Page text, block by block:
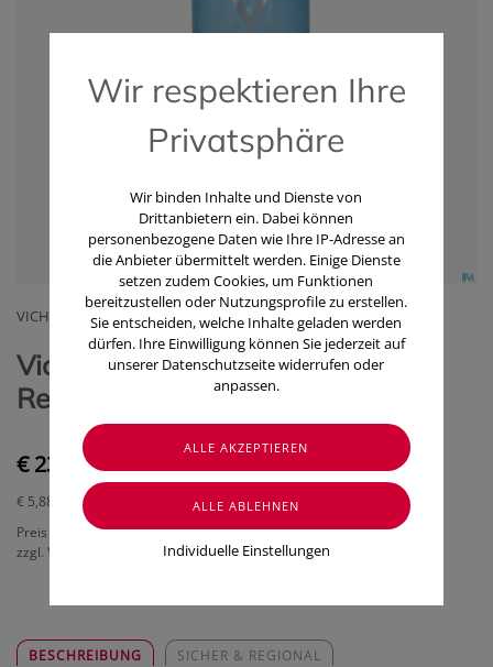
VICHY (COSMETIQUE ACTIVE)
Vichy Purete Thermal
Reinigungsgel 400ml
€ 23,50
€ 5,88
/ 100 ml
Preis inkl. MwSt.
zzgl. Versandkosten
BESCHREIBUNG SICHER & REGIONAL
Wir respektieren Ihre
Privatsphäre
Wir binden Inhalte und Dienste von
Drittanbietern ein. Dabei können
personenbezogene Daten wie Ihre IP-Adresse an
die Anbieter übermittelt werden. Einige Dienste
setzen zudem Cookies, um Funktionen
bereitzustellen oder Nutzungsprofile zu erstellen.
Sie entscheiden, welche Inhalte geladen werden
dürfen. Ihre Einwilligung können Sie jederzeit auf
unserer Datenschutzseite widerrufen oder
anpassen.
Individuelle Einstellungen